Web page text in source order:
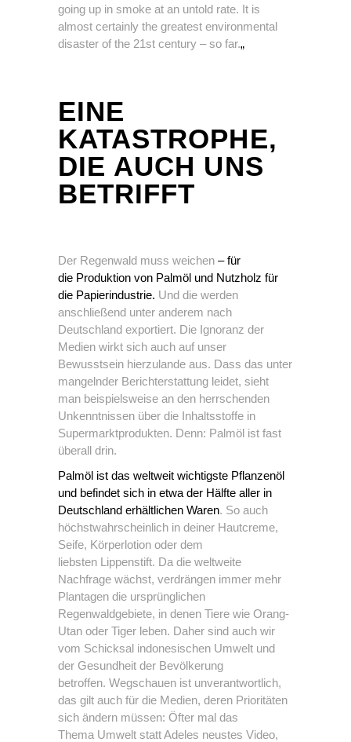
going up in smoke at an untold rate. It is
almost certainly the greatest environmental
disaster of the 21st century – so far.„
EINE
KATASTROPHE,
DIE AUCH UNS
BETRIFFT
Der Regenwald muss weichen –für
die Produktion von Palmöl und Nutzholz für
die Papierindustrie. Und die werden
anschließend unter anderem nach
Deutschland exportiert. Die Ignoranz der
Medien wirkt sich auch auf unser
Bewusstsein hierzulande aus. Dass das unter
mangelnder Berichterstattung leidet, sieht
man beispielsweise an den herrschenden
Unkenntnissen über die Inhaltsstoffe in
Supermarktprodukten. Denn: Palmöl ist fast
überall drin.
Palmöl ist das weltweit wichtigste Pflanzenöl
und befindet sich in etwa der Hälfte aller in
Deutschland erhältlichen Waren. So auch
höchstwahrscheinlich in deiner Hautcreme,
Seife, Körperlotion oder dem
liebsten Lippenstift. Da die weltweite
Nachfrage wächst, verdrängen immer mehr
Plantagen die ursprünglichen
Regenwaldgebiete, in denen Tiere wie Orang-
Utan oder Tiger leben. Daher sind auch wir
vom Schicksal indonesischen Umwelt und
der Gesundheit der Bevölkerung
betroffen. Wegschauen ist unverantwortlich,
das gilt auch für die Medien, deren Prioritäten
sich ändern müssen: Öfter mal das
Thema Umwelt statt Adeles neustes Video,